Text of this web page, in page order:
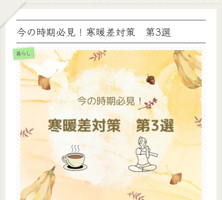
今の時期必見！寒暖差対策 第3選
暮らし